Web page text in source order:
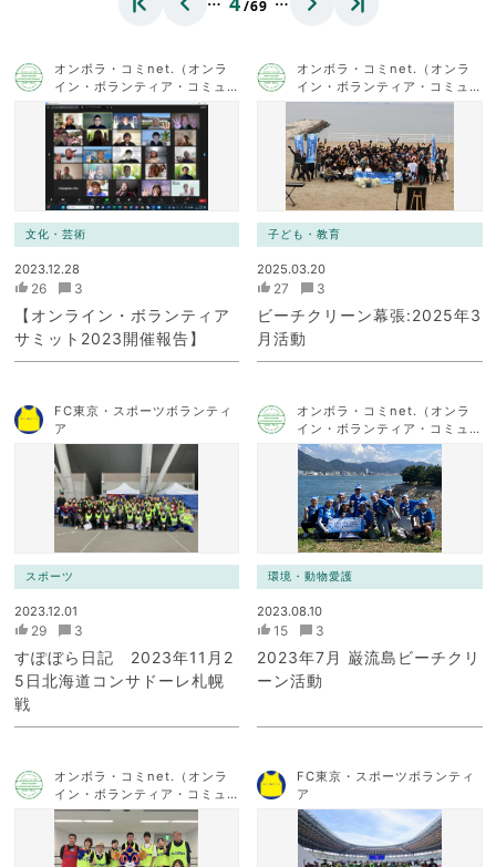
/69
オンボラ・コミnet.（オンラ
イン・ボランティア・コミュ
ニケーション・ネットワー
ク）
文化・芸術
2023.12.28
26 3
【オンライン・ボランティア
サミット2023開催報告】
オンボラ・コミnet.（オンラ
イン・ボランティア・コミュ
ニケーション・ネットワー
ク）
子ども・教育
2025.03.20
27 3
ビーチクリーン幕張:2025年3
月活動
FC東京・スポーツボランティ
ア
スポーツ
2023.12.01
29 3
すぽぼら日記 2023年11月2
5日北海道コンサドーレ札幌
戦
オンボラ・コミnet.（オンラ
イン・ボランティア・コミュ
ニケーション・ネットワー
ク）
環境・動物愛護
2023.08.10
15 3
2023年7月 巌流島ビーチクリ
ーン活動
オンボラ・コミnet.（オンラ
イン・ボランティア・コミュ
ニケーション・ネットワー
ク）
FC東京・スポーツボランティ
ア